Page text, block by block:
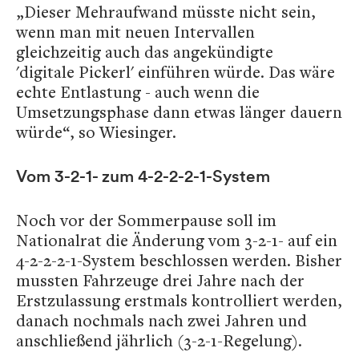
„Dieser Mehraufwand müsste nicht sein,
wenn man mit neuen Intervallen
gleichzeitig auch das angekündigte
'digitale Pickerl' einführen würde. Das wäre
echte Entlastung - auch wenn die
Umsetzungsphase dann etwas länger dauern
würde“, so Wiesinger.
Vom 3-2-1- zum 4-2-2-2-1-System
Noch vor der Sommerpause soll im
Nationalrat die Änderung vom 3-2-1- auf ein
4-2-2-2-1-System beschlossen werden. Bisher
mussten Fahrzeuge drei Jahre nach der
Erstzulassung erstmals kontrolliert werden,
danach nochmals nach zwei Jahren und
anschließend jährlich (3-2-1-Regelung).